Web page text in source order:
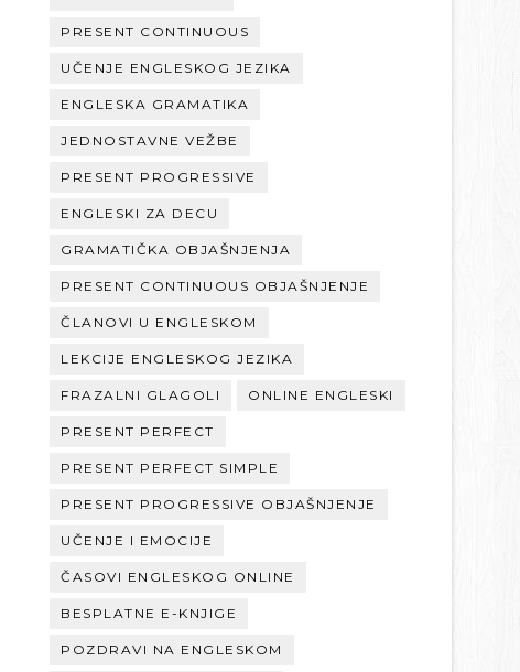
PRESENT CONTINUOUS
UČENJE ENGLESKOG JEZIKA
ENGLESKA GRAMATIKA
JEDNOSTAVNE VEŽBE
PRESENT PROGRESSIVE
ENGLESKI ZA DECU
GRAMATIČKA OBJAŠNJENJA
PRESENT CONTINUOUS OBJAŠNJENJE
ČLANOVI U ENGLESKOM
LEKCIJE ENGLESKOG JEZIKA
FRAZALNI GLAGOLI ONLINE ENGLESKI
PRESENT PERFECT
PRESENT PERFECT SIMPLE
PRESENT PROGRESSIVE OBJAŠNJENJE
UČENJE I EMOCIJE
ČASOVI ENGLESKOG ONLINE
BESPLATNE E-KNJIGE
POZDRAVI NA ENGLESKOM